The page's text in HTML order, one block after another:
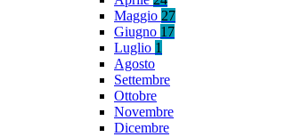
Maggio 27
Giugno 17
Luglio 1
Agosto
Settembre
Ottobre
Novembre
Dicembre